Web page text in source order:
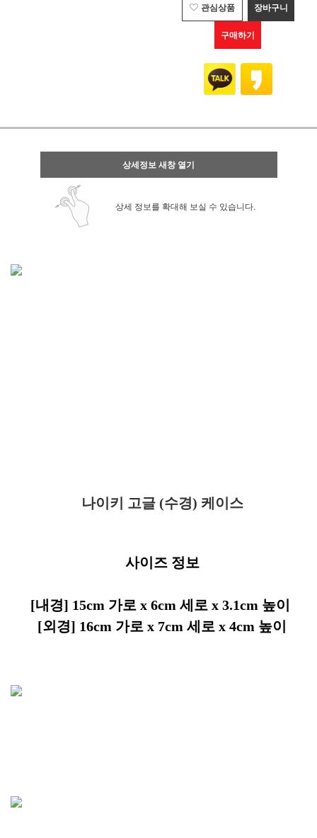
관심상품 장바구니
구매하기
상세정보 새창 열기
상세 정보를 확대해 보실 수 있습니다.
나이키 고글 (수경) 케이스
사이즈 정보
[내경] 15cm 가로 x 6cm 세로 x 3.1cm 높이
[외경] 16cm 가로 x 7cm 세로 x 4cm 높이